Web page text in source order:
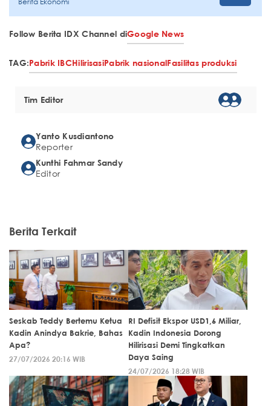
Follow Berita IDX Channel diGoogle News
TAG:Pabrik IBCHilirisasiPabrik nasionalFasilitas produksi
Tim Editor
Yanto Kusdiantono
Reporter
Kunthi Fahmar Sandy
Editor
Berita Terkait
Seskab Teddy Bertemu Ketua
Kadin Anindya Bakrie, Bahas
Apa?
27/07/2026 20:16 WIB
RI Defisit Ekspor USD1,6 Miliar,
Kadin Indonesia Dorong
Hilirisasi Demi Tingkatkan
Daya Saing
24/07/2026 18:28 WIB